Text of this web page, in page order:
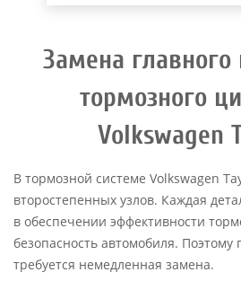
Замена главного
тормозного
Volkswagen
В тормозной системе Volkswagen
второстепенных узлов. Каждая
в обеспечении эффективности
безопасность автомобиля. Поэтому
требуется немедленная замена.